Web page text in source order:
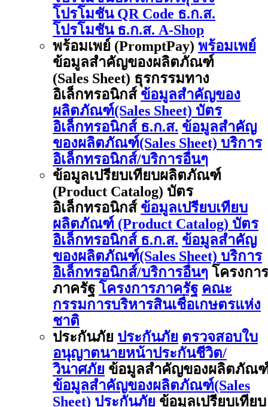
โปรโมชัน QR Code ธ.ก.ส.
โปรโมชัน ธ.ก.ส. A-Shop
พร้อมเพย์ (PromptPay) พร้อมเพย์
ข้อมูลสำคัญของผลิตภัณฑ์
(Sales Sheet) ธุรกรรมทาง
อิเล็กทรอนิกส์ ข้อมูลสำคัญของ
ผลิตภัณฑ์(Sales Sheet) บัตร
อิเล็กทรอนิกส์ ธ.ก.ส. ข้อมูลสำคัญ
ของผลิตภัณฑ์(Sales Sheet) บริการ
อิเล็กทรอนิกส์/บริการอื่นๆ
ข้อมูลเปรียบเทียบผลิตภัณฑ์
(Product Catalog) บัตร
อิเล็กทรอนิกส์ ข้อมูลเปรียบเทียบ
ผลิตภัณฑ์ (Product Catalog) บัตร
อิเล็กทรอนิกส์ ธ.ก.ส. ข้อมูลสำคัญ
ของผลิตภัณฑ์(Sales Sheet) บริการ
อิเล็กทรอนิกส์/บริการอื่นๆ โครงการ
ภาครัฐ โครงการภาครัฐ คณะ
กรรมการบริหารสินเชื่อเกษตรแห่ง
ชาติ
ประกันภัย ประกันภัย ตรวจสอบใบ
อนุญาตนายหน้าประกันชีวิต/
วินาศภัย ข้อมูลสำคัญของผลิตภัณ
ข้อมูลสำคัญของผลิตภัณฑ์(Sales
Sheet) ประกันภัย ข้อมูลเปรียบเทียบ